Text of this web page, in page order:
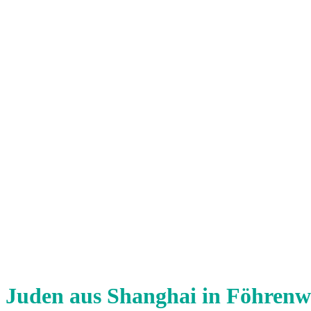
Juden aus Shanghai in